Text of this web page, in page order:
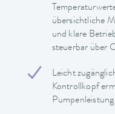
übersichtliche
und klare
steuerbar über
Leicht
Kontrollkopf